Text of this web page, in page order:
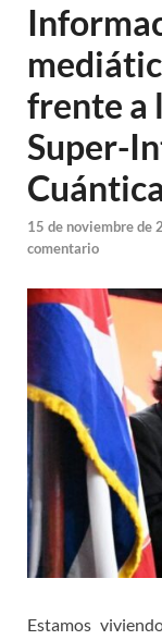
frente a
Super-
Cuántica
15 de noviembre de
comentario
Estamos